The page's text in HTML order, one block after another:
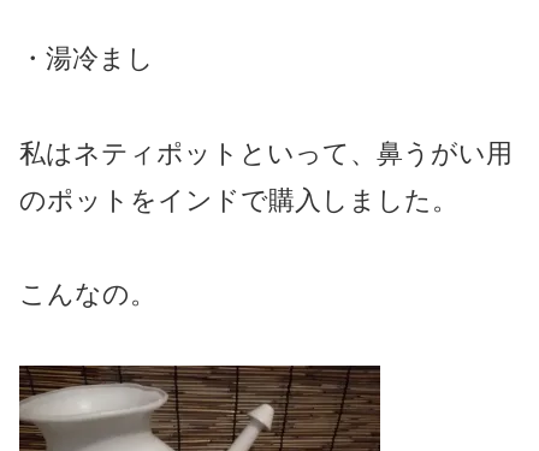
・湯冷まし
私はネティポットといって、鼻うがい用
のポットをインドで購入しました。
こんなの。